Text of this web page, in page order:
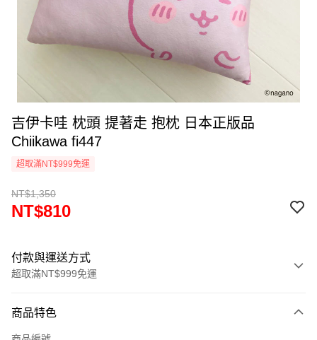
吉伊卡哇 枕頭 提著走 抱枕 日本正版品
Chiikawa fi447
超取滿NT$999免運
NT$1,350
NT$810
付款與運送方式
超取滿NT$999免運
信用卡一次付款
商品特色